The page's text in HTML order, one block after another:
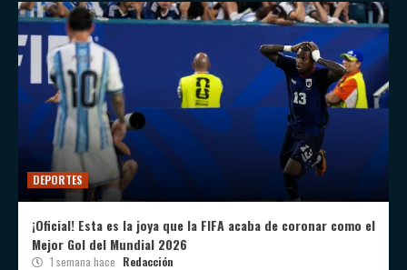
DEPORTES
¡Oficial! Esta es la joya que la FIFA acaba de coronar como el
Mejor Gol del Mundial 2026
1 semana hace Redacción